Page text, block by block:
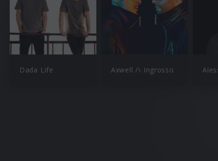
Dada Life Axwell /\ Ingrosso